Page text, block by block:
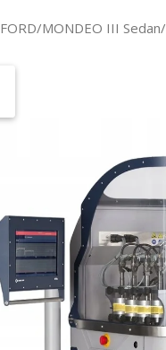
FORD/MONDEO III Sedan/